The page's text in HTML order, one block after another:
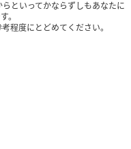
といってかならずしもあなたに
。
程度にとどめてください。